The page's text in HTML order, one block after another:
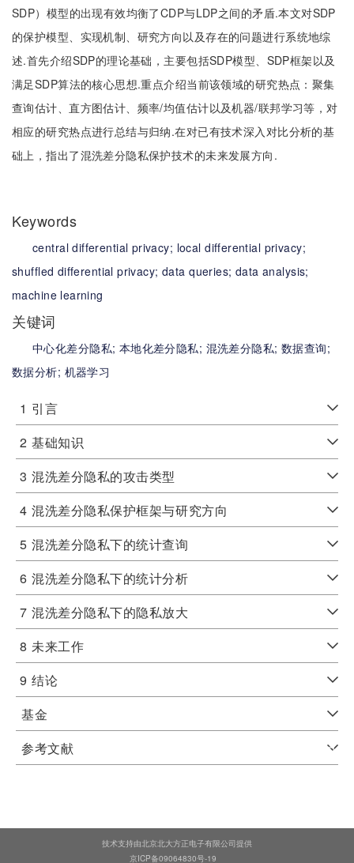
SDP）模型的出现有效均衡了CDP与LDP之间的矛盾.本文对SDP
的保护模型、实现机制、研究方向以及存在的问题进行系统地综
述.首先介绍SDP的理论基础，主要包括SDP模型、SDP框架以及
满足SDP算法的核心思想.重点介绍当前该领域的研究热点：聚集
查询估计、直方图估计、频率/均值估计以及机器/联邦学习等，对
相应的研究热点进行总结与归纳.在对已有技术深入对比分析的基
础上，指出了混洗差分隐私保护技术的未来发展方向.
Keywords
central differential privacy; local differential privacy;
shuffled differential privacy;data queries; data analysis;
machine learning
关键词
中心化差分隐私; 本地化差分隐私; 混洗差分隐私; 数据查询;
数据分析; 机器学习
1 引言
2 基础知识
3 混洗差分隐私的攻击类型
4 混洗差分隐私保护框架与研究方向
5 混洗差分隐私下的统计查询
6 混洗差分隐私下的统计分析
7 混洗差分隐私下的隐私放大
8 未来工作
9 结论
基金
参考文献
技术支持由北京北大方正电子有限公司提供
京ICP备09064830号-19